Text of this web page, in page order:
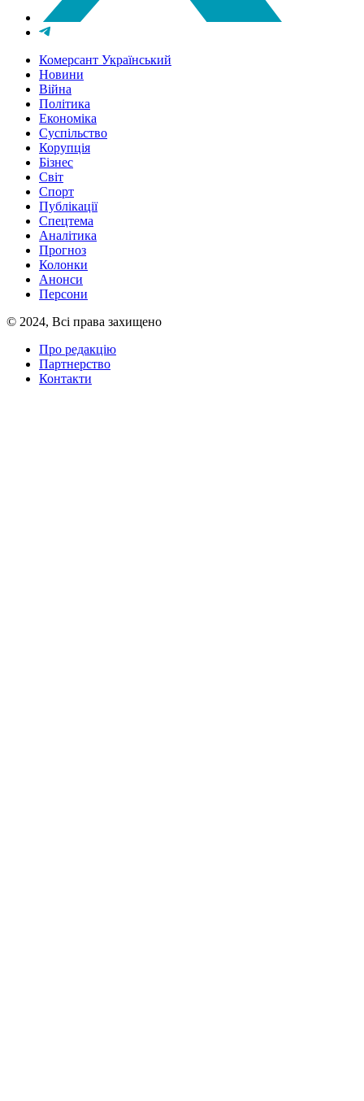
Комерсант Український
Новини
Війна
Політика
Економіка
Суспільство
Корупція
Бізнес
Світ
Спорт
Публікації
Спецтема
Аналітика
Прогноз
Колонки
Анонси
Персони
© 2024, Всі права захищено
Про редакцію
Партнерство
Контакти